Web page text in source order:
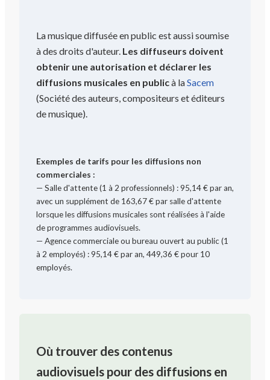
La musique diffusée en public est aussi soumise
à des droits d'auteur. Les diffuseurs doivent
obtenir une autorisation et déclarer les
diffusions musicales en publicà laSacem
(Société des auteurs, compositeurs et éditeurs
de musique).
Exemples de tarifs pour les diffusions non
commerciales :
— Salle d'attente (1 à 2 professionnels) : 95,14 € par an,
avec un supplément de 163,67 € par salle d'attente
lorsque les diffusions musicales sont réalisées à l'aide
de programmes audiovisuels.
— Agence commerciale ou bureau ouvert au public (1
à 2 employés) : 95,14 € par an, 449,36 € pour 10
employés.
Où trouver des contenus
audiovisuels pour des diffusions en